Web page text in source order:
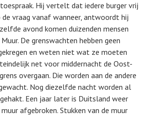
Hij vertelt dat iedere burger vrij
de vraag vanaf wanneer, antwoordt hij
avond komen duizenden mensen
De grenswachten hebben geen
en weten niet wat ze moeten
net voor middernacht de Oost-
overgaan. Die worden aan de andere
Nog diezelfde nacht worden al
Een jaar later is Duitsland weer
afgebroken. Stukken van de muur